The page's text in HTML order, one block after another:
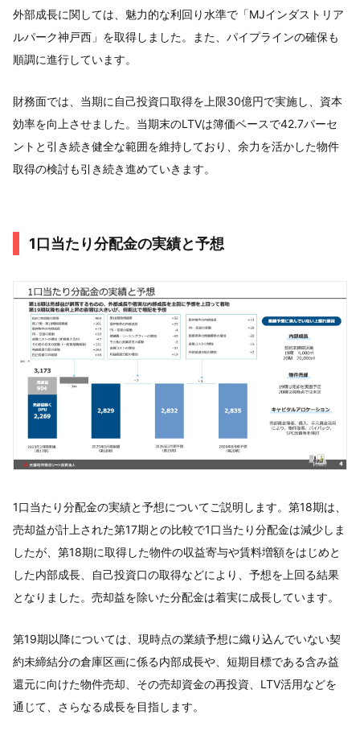
外部成長に関しては、魅力的な利回り水準で「MJインダストリア
ルパーク神戸西」を取得しました。また、パイプラインの確保も
順調に進行しています。
財務面では、当期に自己投資口取得を上限30億円で実施し、資本
効率を向上させました。当期末のLTVは簿価ベースで42.7パーセ
ントと引き続き健全な範囲を維持しており、余力を活かした物件
取得の検討も引き続き進めていきます。
1口当たり分配金の実績と予想
1口当たり分配金の実績と予想についてご説明します。第18期は、
売却益が計上された第17期との比較で1口当たり分配金は減少しま
したが、第18期に取得した物件の収益寄与や賃料増額をはじめと
した内部成長、自己投資口の取得などにより、予想を上回る結果
となりました。売却益を除いた分配金は着実に成長しています。
第19期以降については、現時点の業績予想に織り込んでいない契
約未締結分の倉庫区画に係る内部成長や、短期目標である含み益
還元に向けた物件売却、その売却資金の再投資、LTV活用などを
通じて、さらなる成長を目指します。